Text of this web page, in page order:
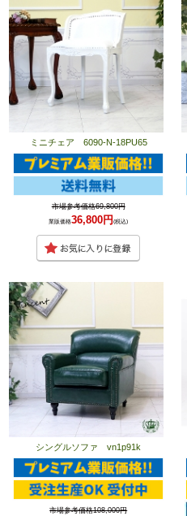
ミニチェア 6090-N-18PU65
市場参考価格69,800円
業販価格36,800円(税込)
シングルソファ vn1p91k
市場参考価格108,000円